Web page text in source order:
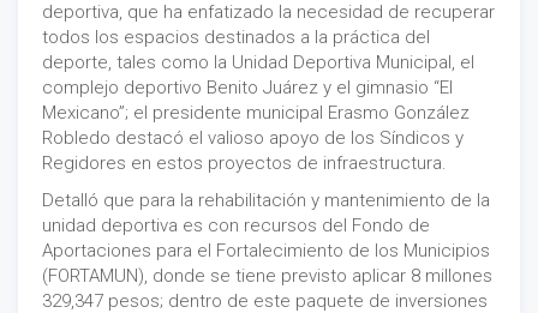
deportiva, que ha enfatizado la necesidad de recuperar
todos los espacios destinados a la práctica del
deporte, tales como la Unidad Deportiva Municipal, el
complejo deportivo Benito Juárez y el gimnasio “El
Mexicano”; el presidente municipal Erasmo González
Robledo destacó el valioso apoyo de los Síndicos y
Regidores en estos proyectos de infraestructura.
Detalló que para la rehabilitación y mantenimiento de la
unidad deportiva es con recursos del Fondo de
Aportaciones para el Fortalecimiento de los Municipios
(FORTAMUN), donde se tiene previsto aplicar 8 millones
329,347 pesos; dentro de este paquete de inversiones